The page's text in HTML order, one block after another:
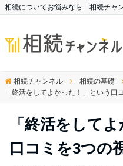
相続についてお悩みなら「相続チャン
相続チャンネル
相続の基礎
「終活をしてよかった！」という口
「終活をして
口コミを3つの